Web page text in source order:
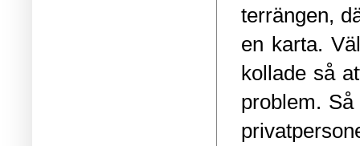
terrängen,
en karta.
kollade så
problem.